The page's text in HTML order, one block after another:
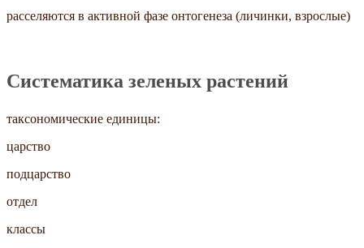
расселяются в активной фазе онтогенеза (личинки, взрослые)
Систематика зеленых растений
таксономические единицы:
царство
подцарство
отдел
классы